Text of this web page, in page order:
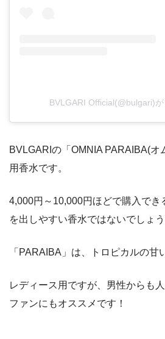
BVLGARI Official(@bulgari)
BVLGARIの「OMNIA PARAIBA(オ
用香水です。
4,000円～10,000円ほどで購入でき
を出しやすい香水ではないでしょう
「PARAIBA」は、トロピカルの甘
レディース用ですが、男性からも
ファンにもオススメです！